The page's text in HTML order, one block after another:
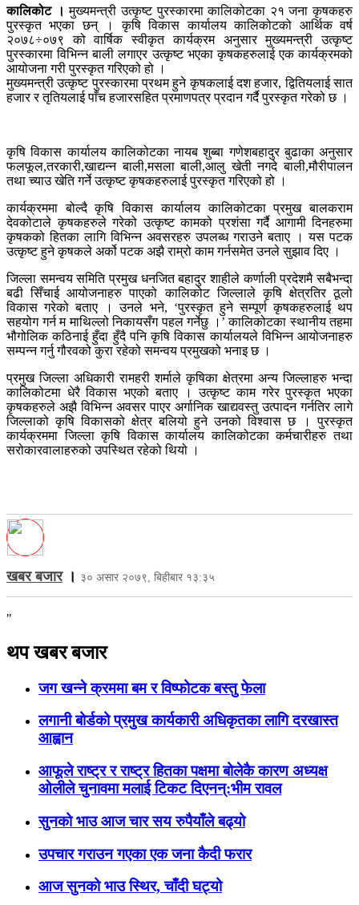
कालिकोट । मुख्यमन्त्री उत्कृष्ट पुरस्कारमा कालिकोटका २१ जना कृषकहरु
पुरस्कृत भएका छन् । कृषि विकास कार्यालय कालिकोटको आर्थिक वर्ष
२०७८÷०७९ को वार्षिक स्वीकृत कार्यक्रम अनुसार मुख्यमन्त्री उत्कृष्ट
पुरस्कारमा विभिन्न बाली लगाएर उत्कृष्ट भएका कृषकहरुलाई एक कार्यक्रमको
आयोजना गरी पुरस्कृत गरिएको हो ।
मुख्यमन्त्री उत्कृष्ट पुरस्कारमा प्रथम हुने कृषकलाई दश हजार, द्वितियलाई सात
हजार र तृतियलाई पाँच हजारसहित प्रमाणपत्र प्रदान गर्दै पुरस्कृत गरेको छ ।
कृषि विकास कार्यालय कालिकोटका नायब शुब्बा गणेशबहादुर बुढाका अनुसार
फलफूल,तरकारी,खाद्यन्न बाली,मसला बाली,आलु खेती नगदे बाली,मौरीपालन
तथा च्याउ खेति गर्ने उत्कृष्ट कृषकहरुलाई पुरस्कृत गरिएको हो ।
कार्यक्रममा बोल्दै कृषि विकास कार्यालय कालिकोटका प्रमुख बालकराम
देवकोटाले कृषकहरुले गरेको उत्कृष्ट कामको प्रशंसा गर्दै आगामी दिनहरुमा
कृषकको हितका लागि विभिन्न अवसरहरु उपलब्ध गराउने बताए । यस पटक
उत्कृष्ट हुने कृषकले अर्को पटक अझै राम्रो काम गर्नसमेत उनले सुझाव दिए ।
जिल्ला समन्वय समिति प्रमुख धनजित बहादुर शाहीले कर्णाली प्रदेशमै सबैभन्दा
बढी सिँचाई आयोजनाहरु पाएको कालिकोट जिल्लाले कृषि क्षेत्रतिर ठूलो
विकास गरेको बताए । उनले भने, ‘पुरस्कृत हुने सम्पूर्ण कृषकहरुलाई थप
सहयोग गर्न म माथिल्लो निकायसँग पहल गर्नेछु ।’ कालिकोटका स्थानीय तहमा
भौगोलिक कठिनाई हुँदा हुँदै पनि कृषि विकास कार्यालयले विभिन्न आयोजनाहरु
सम्पन्न गर्नु गौरवको कुरा रहेको समन्वय प्रमुखको भनाइ छ ।
प्रमुख जिल्ला अधिकारी रामहरी शर्माले कृषिका क्षेत्रमा अन्य जिल्लाहरु भन्दा
कालिकोटमा धेरै विकास भएको बताए । उत्कृष्ट काम गरेर पुरस्कृत भएका
कृषकहरुले अझै विभिन्न अवसर पाएर अर्गानिक खाद्यवस्तु उत्पादन गर्नतिर लागे
जिल्लाको कृषि विकासको क्षेत्र बलियो हुने उनको विश्वास छ । पुरस्कृत
कार्यक्रममा जिल्ला कृषि विकास कार्यालय कालिकोटका कर्मचारीहरु तथा
सरोकारवालाहरुको उपस्थित रहेको थियो ।
खबर बजार। ३० असार २०७९, बिहीबार १३:३५
"
थप खबर बजार
जग खन्ने क्रममा बम र विष्फोटक बस्तु फेला
लगानी बोर्डको प्रमुख कार्यकारी अधिकृतका लागि दरखास्त
आह्वान
आफूले राष्ट्र र राष्ट्र हितका पक्षमा बोलेकै कारण अध्यक्ष
ओलीले चुनावमा मलाई टिकट दिएनन्:भीम रावल
सुनको भाउ आज चार सय रुपैयाँले बढ्यो
उपचार गराउन गएका एक जना कैदी फरार
आज सुनको भाउ स्थिर, चाँदी घट्यो